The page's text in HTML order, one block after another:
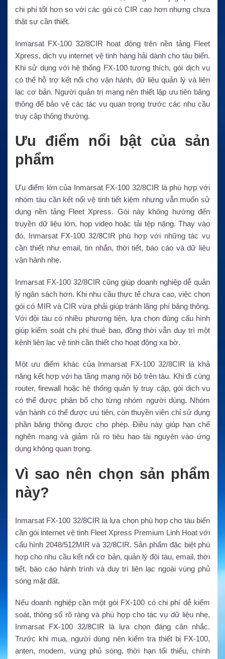
chi phí tốt hơn so với các gói có CIR cao hơn nhưng chưa
thật sự cần thiết.
Inmarsat FX-100 32/8CIR hoạt động trên nền tảng Fleet
Xpress, dịch vụ internet vệ tinh hàng hải dành cho tàu biển.
Khi sử dụng với hệ thống FX-100 tương thích, gói dịch vụ
có thể hỗ trợ kết nối cho vận hành, dữ liệu quản lý và liên
lạc cơ bản. Người quản trị mạng nên thiết lập ưu tiên băng
thông để bảo vệ các tác vụ quan trọng trước các nhu cầu
truy cập thông thường.
Ưu điểm nổi bật của sản
phẩm
Ưu điểm lớn của Inmarsat FX-100 32/8CIR là phù hợp với
nhóm tàu cần kết nối vệ tinh tiết kiệm nhưng vẫn muốn sử
dụng nền tảng Fleet Xpress. Gói này không hướng đến
truyền dữ liệu lớn, họp video hoặc tải tệp nặng. Thay vào
đó, Inmarsat FX-100 32/8CIR phù hợp với những tác vụ
cần thiết như email, tin nhắn, thời tiết, báo cáo và dữ liệu
vận hành nhẹ.
Inmarsat FX-100 32/8CIR cũng giúp doanh nghiệp dễ quản
lý ngân sách hơn. Khi nhu cầu thực tế chưa cao, việc chọn
gói có MIR và CIR vừa phải giúp tránh lãng phí băng thông.
Với đội tàu có nhiều phương tiện, lựa chọn đúng cấu hình
giúp kiểm soát chi phí thuê bao, đồng thời vẫn duy trì một
kênh liên lạc vệ tinh cần thiết cho hoạt động xa bờ.
Một ưu điểm khác của Inmarsat FX-100 32/8CIR là khả
năng kết hợp với hạ tầng mạng nội bộ trên tàu. Khi đi cùng
router, firewall hoặc hệ thống quản lý truy cập, gói dịch vụ
có thể được phân bổ cho từng nhóm người dùng. Nhóm
vận hành có thể được ưu tiên, còn thuyền viên chỉ sử dụng
phần băng thông được cho phép. Điều này giúp hạn chế
nghẽn mạng và giảm rủi ro tiêu hao tài nguyên vào ứng
dụng không quan trọng.
Vì sao nên chọn sản phẩm
này?
Inmarsat FX-100 32/8CIR là lựa chọn phù hợp cho tàu biển
cần gói internet vệ tinh Fleet Xpress Premium Linh Hoạt với
cấu hình 2048/512MIR và 32/8CIR. Sản phẩm đặc biệt phù
hợp cho nhu cầu kết nối cơ bản, quản lý đội tàu, email, thời
tiết, báo cáo hành trình và duy trì liên lạc ngoài vùng phủ
sóng mặt đất.
Nếu doanh nghiệp cần một gói FX-100 có chi phí dễ kiểm
soát, thông số rõ ràng và phù hợp cho tác vụ dữ liệu nhẹ,
Inmarsat FX-100 32/8CIR là lựa chọn đáng cân nhắc.
Trước khi mua, người dùng nên kiểm tra thiết bị FX-100,
anten, modem, vùng phủ sóng, thời hạn tối thiểu, chính